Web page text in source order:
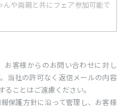
客様からのお問い合わせに対し
当社の許可なく返信メールの内容
ことはご遠慮ください。
保護方針に沿って管理し、お客様